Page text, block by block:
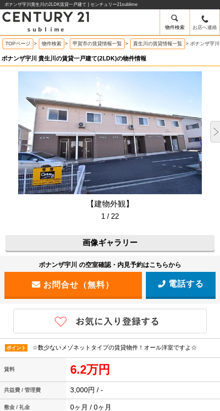
ボナンザ宇川貴生川の2LDK賃貸一戸建て | センチュリー21sublime
物件検索 お店へ連絡
TOPページ > 物件検索 > 甲賀市の賃貸情報一覧 > 貴生川の賃貸情報一覧 > ボナンザ宇
ボナンザ宇川 貴生川の賃貸一戸建て(2LDK)の物件情報
【建物外観】
1 / 22
画像ギャラリー
ボナンザ宇川 の空室確認・内見予約はこちらから
電話する
ポイント ☆数少ないメゾネットタイプの賃貸物件！オール洋室ですよ☆
賃料 6.2万円
共益費 / 管理費 3,000円 / -
敷金 / 礼金 0ヶ月 / 0ヶ月